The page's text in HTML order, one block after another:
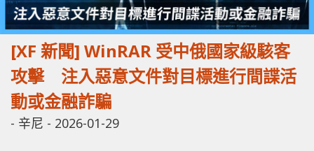
[XF 新聞] WinRAR 受中俄國家級駭客
攻擊 注入惡意文件對目標進行間諜活
動或金融詐騙
- 辛尼 - 2026-01-29